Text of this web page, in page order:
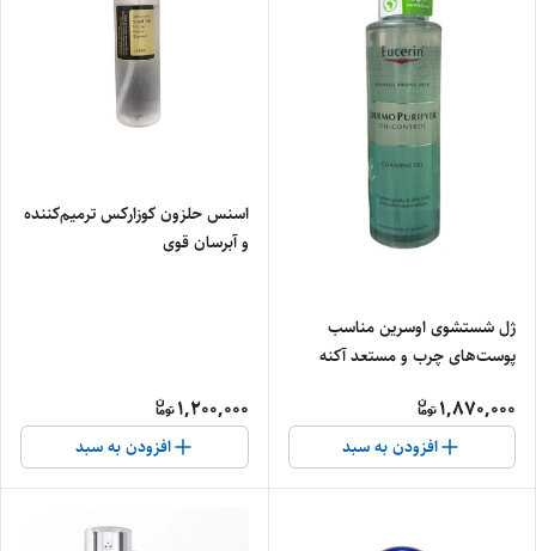
ژل شستشوی اوسرین مناسب
پوست‌های چرب و مستعد آکنه
1,870,000
افزودن به سبد
اسنس حلزون کوزارکس ترمیم‌کننده
و آبرسان قوی
1,200,000
افزودن به سبد